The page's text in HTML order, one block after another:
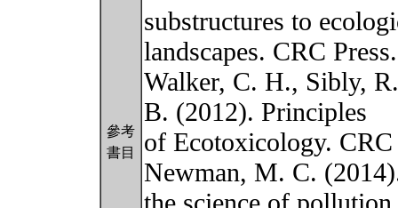
參考
書目
substructures to
landscapes. CRC Press.
Walker, C. H., Sibly,
B. (2012). Principles
of Ecotoxicology. CRC
Newman, M. C.